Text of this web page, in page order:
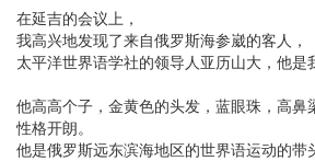
在延吉的会议上，
我高兴地发现了来自俄罗斯海参崴的客人，
太平洋世界语学社的领导人亚历山大，他是
他高高个子，金黄色的头发，蓝眼珠，高鼻
性格开朗。
他是俄罗斯远东滨海地区的世界语运动的带